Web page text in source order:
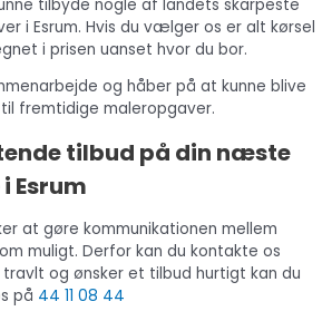
tilbyde nogle af landets skarpeste
i Esrum. Hvis du vælger os er alt kørsel
i prisen uanset hvor du bor.
og håber på at kunne blive
fremtidige maleropgaver.
tilbud på din næste
Esrum
at gøre kommunikationen mellem
muligt. Derfor kan du kontakte os
og ønsker et tilbud hurtigt kan du
på 44 11 08 44